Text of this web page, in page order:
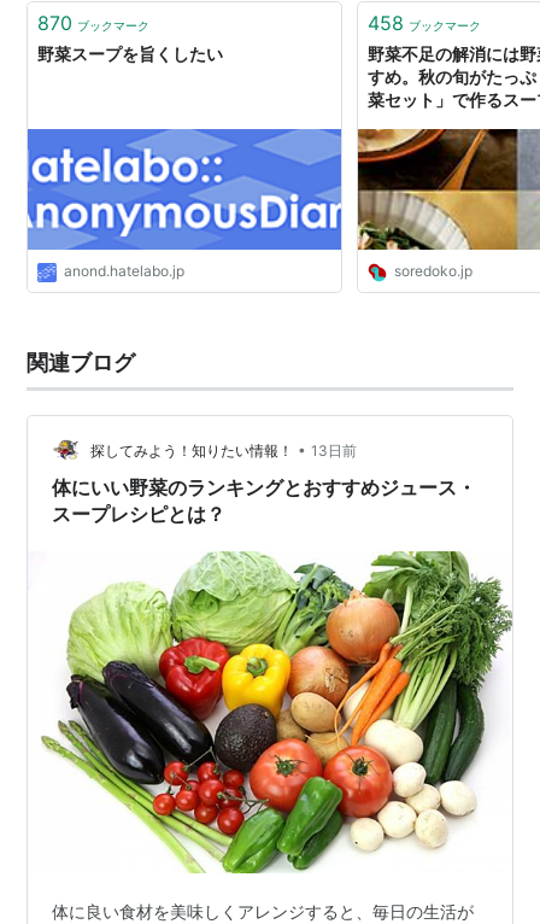
ス料理をゆっくりいただいたのでお…
870 ブックマーク
野菜スープを旨くしたい
anond.hatelabo.jp
458 ブックマーク
野菜不足の解消には
すめ。秋の旬がたっ
菜セット」で作るス
soredoko.jp
関連ブログ
探してみよう！知りたい情報！ • 13日前
体にいい野菜のランキングとおすすめジュース・
スープレシピとは？
体に良い食材を美味しくアレンジすると、毎日の生活が